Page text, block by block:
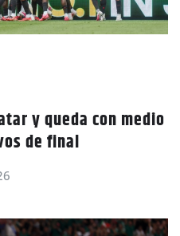
y queda con medio
de final